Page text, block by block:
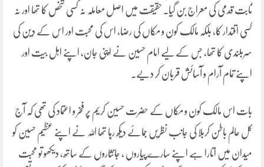
ثابت قدمی کی معراج بن گیا۔ حقیقت میں اصل معاملہ نہ کسی شخص کا تھا اور نہ
کسی اقتدار کا، بلکہ مالک کون و مکاں کی رضا، اس کی محبت اور اس کے دین کی
سربلندی کا تھا، جس کے لیے امام حسین نے اپنی جان، اپنے اہل بیت اور
اپنے تمام آرام و آسائش قربان کر دیے۔
بات اس مالک کون و مکاں کے حضرت حسین کریم پر فخر و اعتماد کی تھی کہ آج
کل عالم باطن کربلا کی جانب نظریں جمائے دیکھ رہا تھا اللہ نے اپنے عظیم حسین کو
میدان میں اتارا ہے اپنے سارے پیاروں ، جانثاروں کے ساتھ، دیکھو تو محبت